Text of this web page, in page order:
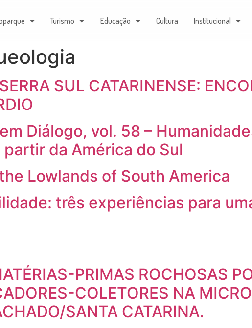
Turismo Educação Cultura Institucional
SUL CATARINENSE:
Diálogo, vol. 58 –
da América do Sul
Lowlands of South America
três experiências para
PRIMAS ROCHOSAS
COLETORES NA
SANTA CATARINA.